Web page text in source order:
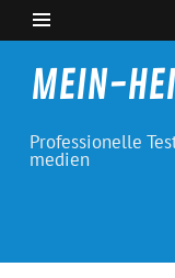
Skip
content
MEIN-
Professionelle
medien